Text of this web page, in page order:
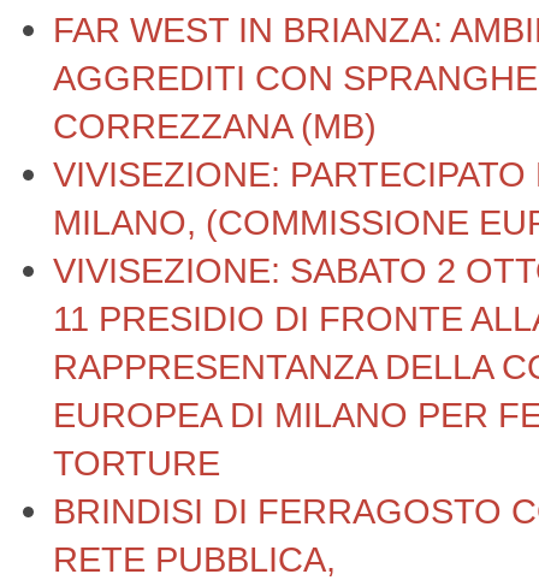
FAR WEST IN BRIANZA:
AGGREDITI CON
CORREZZANA (MB)
VIVISEZIONE: PARTECIPATO
MILANO, (COMMISSIONE
VIVISEZIONE: SABATO 2
11 PRESIDIO DI FRONTE
RAPPRESENTANZA DELLA
EUROPEA DI MILANO PER
TORTURE
BRINDISI DI FERRAGOSTO
RETE PUBBLICA,